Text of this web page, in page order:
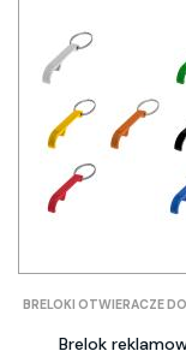
BRELOKI OTWIERACZE
Brelok